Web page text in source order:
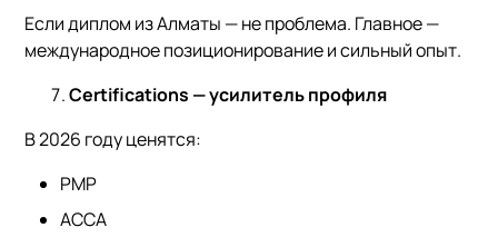
Если диплом из Алматы — не проблема. Главное —
международное позиционирование и сильный опыт.
Certifications — усилитель профиля
В 2026 году ценятся:
PMP
ACCA